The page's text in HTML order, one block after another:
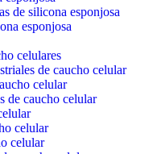
de silicona esponjosa
esponjosa
celulares
de caucho celular
celular
de caucho celular
celular
celular